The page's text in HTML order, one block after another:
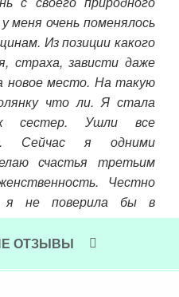
меня очень поменялось
Из позиции какого
страха, зависти даже
новое место. На такую
что ли. Я стала
сестер. Ушли все
Сейчас я одними
счастья третьим
Честно
я не поверила бы в
кг,
ОТЗЫВЫ